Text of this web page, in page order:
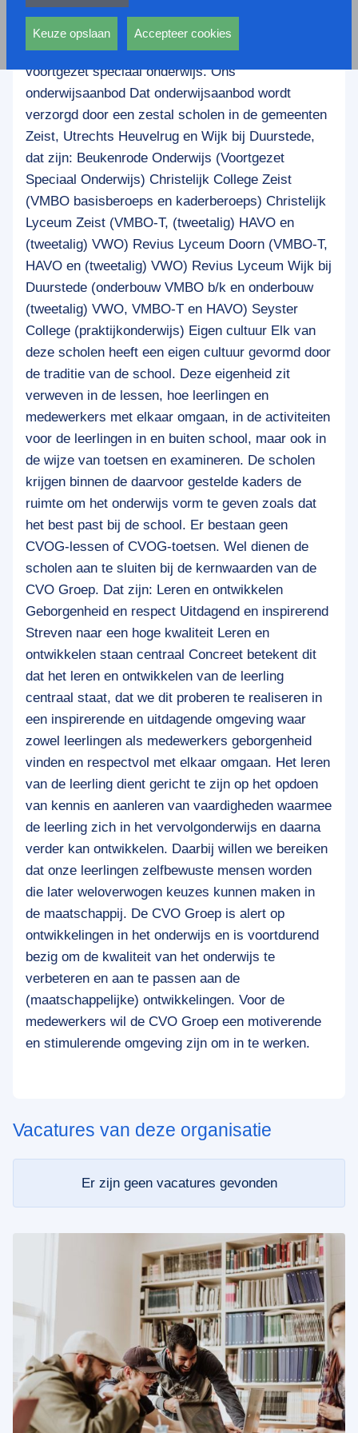
De CVO Groep is, zoals dat wordt genoemd, een
brede scholengroep. Alle opleidingen in het VO
worden door de CVO Groep aangeboden, alsook
voortgezet speciaal onderwijs. Ons
onderwijsaanbod Dat onderwijsaanbod wordt
verzorgd door een zestal scholen in de gemeenten
Zeist, Utrechts Heuvelrug en Wijk bij Duurstede,
dat zijn: Beukenrode Onderwijs (Voortgezet
Speciaal Onderwijs) Christelijk College Zeist
(VMBO basisberoeps en kaderberoeps) Christelijk
Lyceum Zeist (VMBO-T, (tweetalig) HAVO en
(tweetalig) VWO) Revius Lyceum Doorn (VMBO-T,
HAVO en (tweetalig) VWO) Revius Lyceum Wijk bij
Duurstede (onderbouw VMBO b/k en onderbouw
(tweetalig) VWO, VMBO-T en HAVO) Seyster
College (praktijkonderwijs) Eigen cultuur Elk van
deze scholen heeft een eigen cultuur gevormd door
de traditie van de school. Deze eigenheid zit
verweven in de lessen, hoe leerlingen en
medewerkers met elkaar omgaan, in de activiteiten
voor de leerlingen in en buiten school, maar ook in
de wijze van toetsen en examineren. De scholen
krijgen binnen de daarvoor gestelde kaders de
ruimte om het onderwijs vorm te geven zoals dat
het best past bij de school. Er bestaan geen
CVOG-lessen of CVOG-toetsen. Wel dienen de
scholen aan te sluiten bij de kernwaarden van de
CVO Groep. Dat zijn: Leren en ontwikkelen
Geborgenheid en respect Uitdagend en inspirerend
Streven naar een hoge kwaliteit Leren en
ontwikkelen staan centraal Concreet betekent dit
dat het leren en ontwikkelen van de leerling
centraal staat, dat we dit proberen te realiseren in
een inspirerende en uitdagende omgeving waar
zowel leerlingen als medewerkers geborgenheid
vinden en respectvol met elkaar omgaan. Het leren
van de leerling dient gericht te zijn op het opdoen
van kennis en aanleren van vaardigheden waarmee
de leerling zich in het vervolgonderwijs en daarna
verder kan ontwikkelen. Daarbij willen we bereiken
dat onze leerlingen zelfbewuste mensen worden
die later weloverwogen keuzes kunnen maken in
de maatschappij. De CVO Groep is alert op
ontwikkelingen in het onderwijs en is voortdurend
bezig om de kwaliteit van het onderwijs te
verbeteren en aan te passen aan de
(maatschappelijke) ontwikkelingen. Voor de
medewerkers wil de CVO Groep een motiverende
en stimulerende omgeving zijn om in te werken.
Vacatures van deze organisatie
Er zijn geen vacatures gevonden
andere wordt voorkomen dat dezelfde advertentie
voortdurend verschijnt.
Keuze opslaan Accepteer cookies